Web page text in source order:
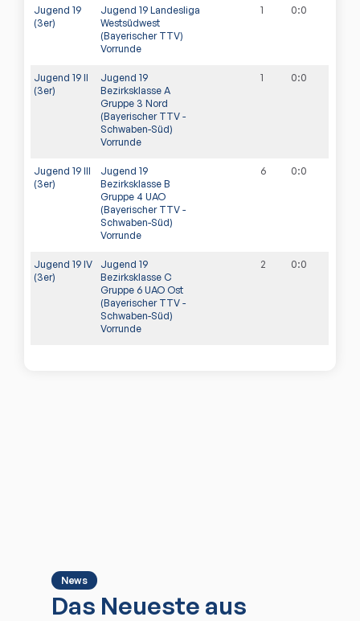
Jugend 19
(3er)
Jugend 19 Landesliga
Westsüdwest
(Bayerischer TTV)
Vorrunde
1 0:0
Jugend 19 II
(3er)
Jugend 19
Bezirksklasse A
Gruppe 3 Nord
(Bayerischer TTV -
Schwaben-Süd)
Vorrunde
1 0:0
Jugend 19 III
(3er)
Jugend 19
Bezirksklasse B
Gruppe 4 UAO
(Bayerischer TTV -
Schwaben-Süd)
Vorrunde
6 0:0
Jugend 19 IV
(3er)
Jugend 19
Bezirksklasse C
Gruppe 6 UAO Ost
(Bayerischer TTV -
Schwaben-Süd)
Vorrunde
2 0:0
News
Das Neueste aus